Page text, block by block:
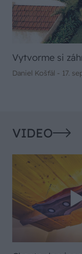
Vytvorme si
Daniel Košťál - 17.
VIDEO